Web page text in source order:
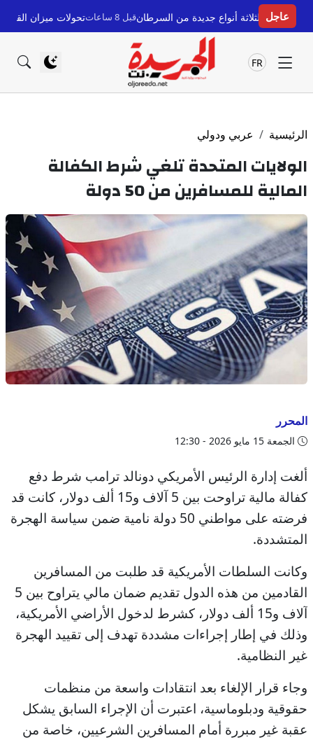
عاجل
أنواع جديدة من السرطانقبل 8 ساعات تحولات ميزان القوى في سبتة
FR
الرئيسية عربي ودولي
الولايات المتحدة تلغي شرط الكفالة
المالية للمسافرين من 50 دولة
المحرر
الجمعة 15 مايو 2026 - 12:30
ألغت إدارة الرئيس الأمريكي دونالد ترامب شرط دفع
كفالة مالية تراوحت بين 5 آلاف و15 ألف دولار، كانت قد
فرضته على مواطني 50 دولة نامية ضمن سياسة الهجرة
المتشددة.
وكانت السلطات الأمريكية قد طلبت من المسافرين
القادمين من هذه الدول تقديم ضمان مالي يتراوح بين 5
آلاف و15 ألف دولار، كشرط لدخول الأراضي الأمريكية،
وذلك في إطار إجراءات مشددة تهدف إلى تقييد الهجرة
غير النظامية.
وجاء قرار الإلغاء بعد انتقادات واسعة من منظمات
حقوقية ودبلوماسية، اعتبرت أن الإجراء السابق يشكل
عقبة غير مبررة أمام المسافرين الشرعيين، خاصة من